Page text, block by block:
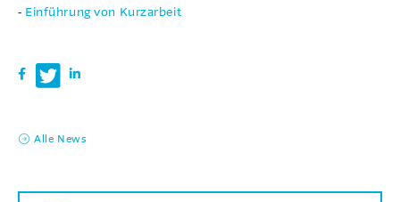
- Einführung von Kurzarbeit
Alle News